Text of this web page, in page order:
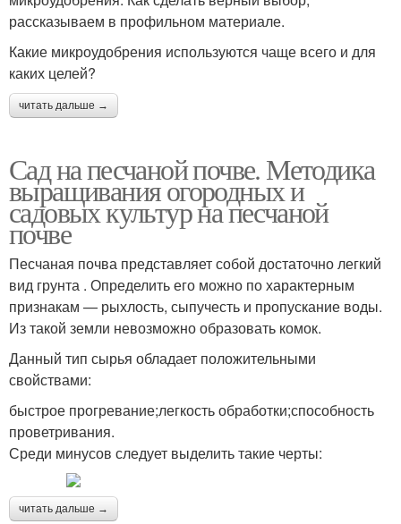
рассказываем в профильном материале.
Какие микроудобрения используются чаще всего и для
каких целей?
читать дальше →
Сад на песчаной почве. Методика
выращивания огородных и
садовых культур на песчаной
почве
Песчаная почва представляет собой достаточно легкий
вид грунта . Определить его можно по характерным
признакам — рыхлость, сыпучесть и пропускание воды.
Из такой земли невозможно образовать комок.
Данный тип сырья обладает положительными
свойствами:
быстрое прогревание;легкость обработки;способность
проветривания.
Среди минусов следует выделить такие черты:
читать дальше →